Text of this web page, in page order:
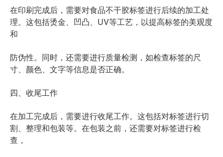
在印刷完成后，需要对食品不干胶标签进行后续的加工处
理。这包括烫金、凹凸、UV等工艺，以提高标签的美观度
和
防伪性。同时，还需要进行质量检测，如检查标签的尺
寸、颜色、文字等信息是否正确。
四、收尾工作
在加工完成后，需要进行收尾工作。这包括对标签进行切
割、整理和包装等。在包装之前，还需要对标签进行检
查，